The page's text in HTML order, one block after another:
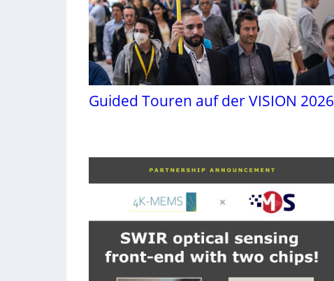
Guided Touren auf der VISION 2026